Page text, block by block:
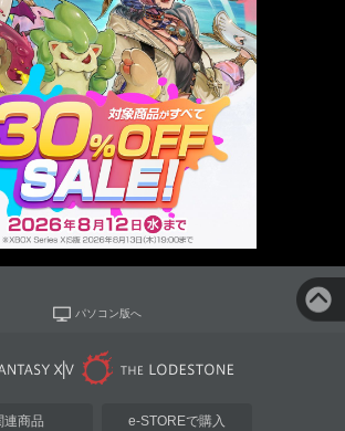
パソコン版へ
連商品 e-STOREで購入